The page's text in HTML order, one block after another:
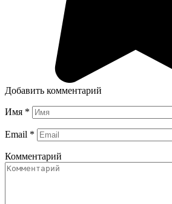
Добавить комментарий
Имя *
Email *
Комментарий